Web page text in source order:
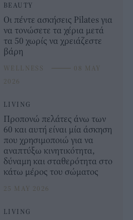
BEAUTY
Οι πέντε ασκήσεις Pilates για
να τονώσετε τα χέρια μετά
τα 50 χωρίς να χρειάζεστε
βάρη
WELLNESS ⸻ 08 MAY
2026
LIVING
Προπονώ πελάτες άνω των
60 και αυτή είναι μία άσκηση
που χρησιμοποιώ για να
αναπτύξω κινητικότητα,
δύναμη και σταθερότητα στο
κάτω μέρος του σώματος
25 MAY 2026
LIVING